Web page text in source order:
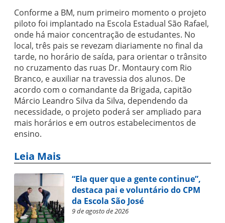
Conforme a BM, num primeiro momento o projeto
piloto foi implantado na Escola Estadual São Rafael,
onde há maior concentração de estudantes. No
local, três pais se revezam diariamente no final da
tarde, no horário de saída, para orientar o trânsito
no cruzamento das ruas Dr. Montaury com Rio
Branco, e auxiliar na travessia dos alunos. De
acordo com o comandante da Brigada, capitão
Márcio Leandro Silva da Silva, dependendo da
necessidade, o projeto poderá ser ampliado para
mais horários e em outros estabelecimentos de
ensino.
Leia Mais
“Ela quer que a gente continue”,
destaca pai e voluntário do CPM
da Escola São José
9 de agosto de 2026